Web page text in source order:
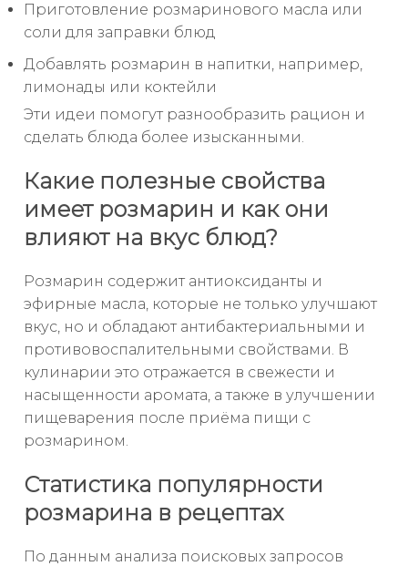
Приготовление розмаринового масла или
соли для заправки блюд
Добавлять розмарин в напитки, например,
лимонады или коктейли
Эти идеи помогут разнообразить рацион и
сделать блюда более изысканными.
Какие полезные свойства
имеет розмарин и как они
влияют на вкус блюд?
Розмарин содержит антиоксиданты и
эфирные масла, которые не только улучшают
вкус, но и обладают антибактериальными и
противовоспалительными свойствами. В
кулинарии это отражается в свежести и
насыщенности аромата, а также в улучшении
пищеварения после приёма пищи с
розмарином.
Статистика популярности
розмарина в рецептах
По данным анализа поисковых запросов